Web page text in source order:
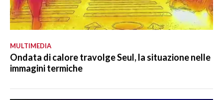
MULTIMEDIA
Ondata di calore travolge Seul, la situazione nelle
immagini termiche